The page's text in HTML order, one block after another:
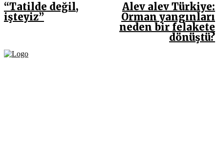
“Tatilde değil,
işteyiz”
Alev alev Türkiye:
Orman yangınları
neden bir felakete
dönüştü?